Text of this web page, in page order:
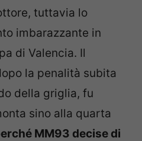
tuttavia lo
imbarazzante in
di Valencia. Il
la penalità subita
della griglia, fu
sino alla quarta
MM93 decise di